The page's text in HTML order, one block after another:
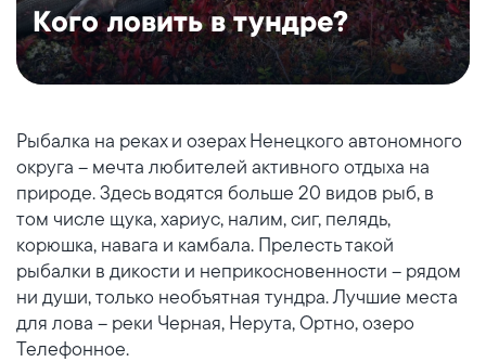
Кого ловить в тундре?
Рыбалка на реках и озерах Ненецкого автономного
округа – мечта любителей активного отдыха на
природе. Здесь водятся больше 20 видов рыб, в
том числе щука, хариус, налим, сиг, пелядь,
корюшка, навага и камбала. Прелесть такой
рыбалки в дикости и неприкосновенности – рядом
ни души, только необъятная тундра. Лучшие места
для лова – реки Черная, Нерута, Ортно, озеро
Телефонное.